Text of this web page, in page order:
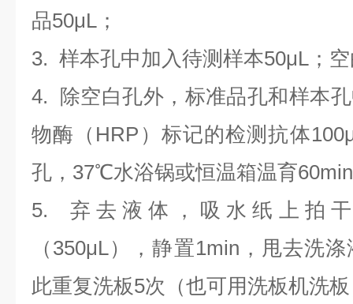
品50μL；
3. 样本孔中加 入待测样本50μL；
4.
除空白孔外，标准品孔和样本
物酶（HRP）标记的检测抗体
孔，37℃水浴锅或恒温箱温育
5. 弃去液体，吸水纸上拍
（350μL）
，静置1min，甩去洗
此重复洗板5次（也可用洗板机洗